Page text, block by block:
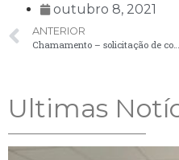
outubro 8, 2021
ANTERIOR
Ultimas